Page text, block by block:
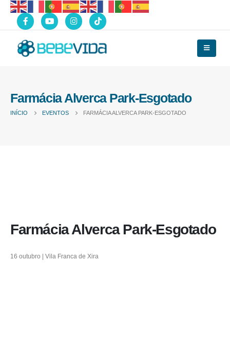
Farmácia Alverca Park-Esgotado
INÍCIO EVENTOS FARMÁCIA ALVERCA PARK-ESGOTADO
Farmácia Alverca Park-Esgotado
16 outubro | Vila Franca de Xira